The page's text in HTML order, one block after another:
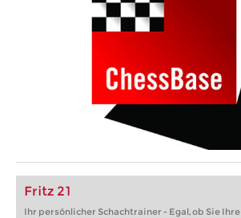
Fritz 21
Ihr persönlicher Schachtrainer - Egal, ob Sie Ihre